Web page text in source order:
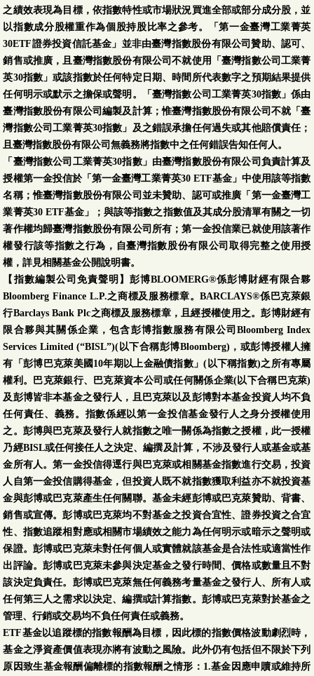
之績效表現為目標，依指數特性或市場狀況買進全部或部分成分股，並
以指數成分股權重作為個股持股比率之參考。「第一金臺灣工業菁英
30ETF證券投資信託基金」並非由臺灣指數股份有限公司贊助、認可、
銷售或推廣，且臺灣指數股份有限公司不就使用「臺灣指數公司工業菁
英30指數」或該指數於任何特定日期、時間所代表數字之預期結果提供
任何明示或默示之擔保或聲明。「臺灣指數公司工業菁英30指數」係由
臺灣指數股份有限公司編製及計算；惟臺灣指數股份有限公司不就「臺
灣指數公司工業菁英30指數」及之錯誤承擔任何過失或其他賠償責任；
且臺灣指數股份有限公司無義務將指數中之任何錯誤告知任何人。
「臺灣指數公司工業菁英30指數」由臺灣指數股份有限公司負責計算及
授權第一金投信於「第一金臺灣工業菁英30 ETF基金」中使用該等指數
名稱；惟臺灣指數股份有限公司並未贊助、認可或推廣「第一金臺灣工
業菁英30 ETF基金」；與該等指數之指數值及其成分股清單有關之一切
著作權均歸臺灣指數股份有限公司所有；第一金投信業已就使用該著作
權發行該等指數之行為，自臺灣指數股份有限公司取得完整之使用授
權，詳見相關基金公開說明書。
【指數編製公司免責聲明】彭博BLOOMERG®係彭博財經有限合夥
Bloomberg Finance L.P.之商標及服務標章。BARCLAYS®係巴克萊銀
行Barclays Bank Plc之商標及服務標章，且經授權使用之。彭博財經有
限合夥與其關係企業，包含彭博指數服務有限公司Bloomberg Index
Services Limited (“BISL”)(以下合稱彭博Bloomberg)，或彭博授權人擁
有「彭博巴克萊美國10年期以上金融債指數」(以下稱指數)之所有專屬
權利。巴克萊銀行、巴克萊資本公司或任何關係企業(以下合稱巴克萊)
及彭博皆非本基金之發行人，且巴克萊以及彭博對本基金投資人均不負
任何責任、義務。指數係經以第一金投信基金發行人之身分授權使用
之。彭博與巴克萊及發行人就指數之唯一關係為指數之授權，此一授權
乃經BISL或任何接任人之決定、編撰及計算，不涉及發行人或基金或基
金所有人。第一金投信得逕行與巴克萊或相關基金指數進行交易，投資
人自第一金投信購得基金，但投資人既不就指數獲取利益亦不就投資基
金與彭博或巴克萊產生任何關聯。基金未經彭博或巴克萊贊助、背書、
銷售或宣傳。彭博或巴克萊均不對基金之投資合宜性、證券投資之合宜
性、指數追蹤相對應或相關市場績效之能力為任何明示或暗示之聲明或
保證。彭博或巴克萊未對任何個人或實體就該基金是合法性或適當性作
出評論。彭博或巴克萊未參與決定基金之發行時間、價格或數量且不對
該決定負責任。彭博或巴克萊無任何義務考量基金之發行人、所有人或
任何第三人之需求以決定、編撰或計算指數。彭博或巴克萊對於基金之
管理、行銷或交易均不負任何責任或義務。
ETF基金以追蹤標的指數報酬為目標，因此標的指數價格波動劇烈時，
基金之淨資產價值表現亦將有波動之風險。此外仍有包括但不限於下列
原因致生基金報酬偏離標的指數報酬之情形：1.基金因應申贖或維持所